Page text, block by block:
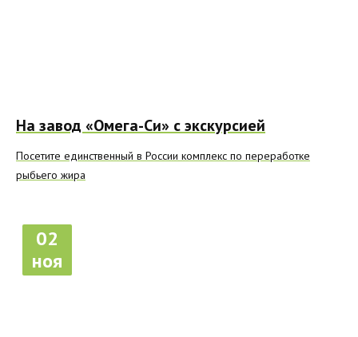
На завод «Омега-Си» с экскурсией
Посетите единственный в России комплекс по переработке
рыбьего жира
02
ноя